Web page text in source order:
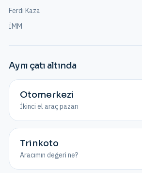
Ferdi Kaza
İMM
Aynı çatı altında
Otomerkezi
İkinci el araç pazarı
Trinkoto
Aracımın değeri ne?